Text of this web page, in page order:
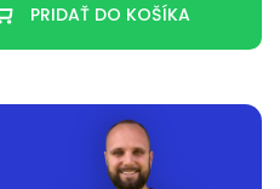
PRIDAŤ DO KOŠÍKA